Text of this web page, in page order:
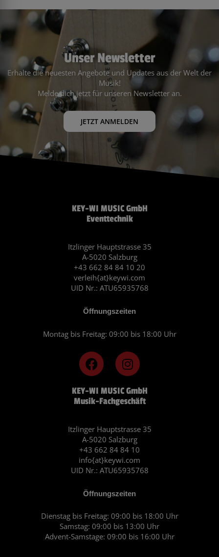
Unser Newsletter
Erhalte die neuesten Angebote und Updates aus der Welt der
Musik!
Melde dich jetzt für unseren Newsletter an.
JETZT ANMELDEN
KEY-WI MUSIC GmbH
Musik-Fachgeschäft
Itzlinger Hauptstrasse 35
A-5020 Salzburg
+43 662 84 84 10
info{at}keywi.com
UID Nr.: ATU65935768
Öffnungszeiten
Dienstag bis Freitag: 09:00 bis 18:00 Uhr
Samstag: 09:00 bis 13:00 Uhr
Advent-Samstage: 09:00 bis 16:00 Uhr
F
a
c
e
b
o
k
I
n
s
t
a
r
a
m
KEY-WI MUSIC GmbH
Eventtechnik
Itzlinger Hauptstrasse 35
A-5020 Salzburg
+43 662 84 84 10 20
verleih{at}keywi.com
UID Nr.: ATU65935768
Öffnungszeiten
Montag bis Freitag: 09:00 bis 18:00 Uhr